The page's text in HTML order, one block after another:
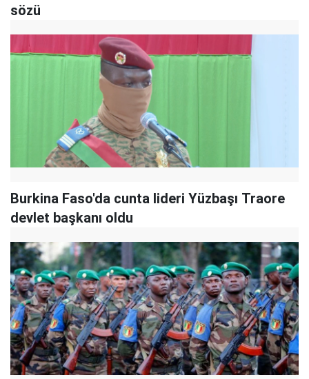
sözü
Burkina Faso'da cunta lideri Yüzbaşı Traore
devlet başkanı oldu